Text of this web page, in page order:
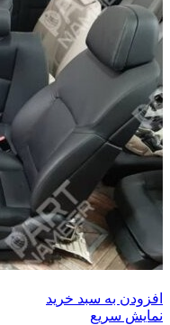
افزودن به سبد خرید
نمایش سریع